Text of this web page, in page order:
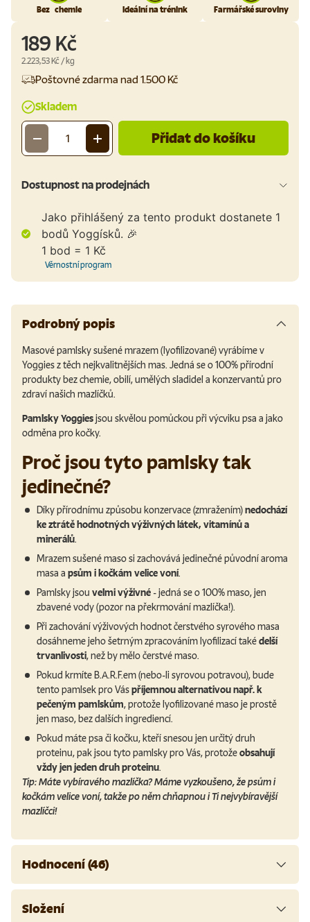
Bez chemie Ideální na trénink Farmářské suroviny
189 Kč
Cena za jednotku
2.223,53 Kč /kg
Poštovné zdarma nad 1.500 Kč
Skladem
Množství
- + Přidat do košíku
Dostupnost na prodejnách
Jako přihlášený za tento produkt dostanete 1
bodů Yoggísků. 🎉
1 bod = 1 Kč
Věrnostní program
Podrobný popis
Masové pamlsky sušené mrazem (lyofilizované) vyrábíme v
Yoggies z těch nejkvalitnějších mas. Jedná se o 100% přírodní
produkty bez chemie, obilí, umělých sladidel a konzervantů pro
zdraví našich mazlíčků.
Pamlsky Yoggiesjsou skvělou pomůckou při výcviku psa a jako
odměna pro kočky.
Proč jsou tyto pamlsky tak
jedinečné?
Díky přírodnímu způsobu konzervace (zmražením)nedochází
ke ztrátě hodnotných výživných látek, vitamínů a
minerálů.
Mrazem sušené maso si zachovává jedinečné původní aroma
masa a psům i kočkám velice voní.
Pamlsky jsou velmi výživné - jedná se o 100% maso, jen
zbavené vody (pozor na překrmování mazlíčka!).
Při zachování výživových hodnot čerstvého syrového masa
dosáhneme jeho šetrným zpracováním lyofilizací takédelší
trvanlivosti, než by mělo čerstvé maso.
Pokud krmíte B.A.R.F.em (nebo-li syrovou potravou), bude
tento pamlsek pro Váspříjemnou alternativou např. k
pečeným pamlskům, protože lyofilizované maso je prostě
jen maso, bez dalších ingrediencí.
Pokud máte psa či kočku, kteří snesou jen určitý druh
proteinu, pak jsou tyto pamlsky pro Vás, protožeobsahují
vždy jen jeden druh proteinu.
Tip: Máte vybíravého mazlíčka? Máme vyzkoušeno, že psům i
kočkám velice voní, takže po něm chňapnou i Ti nejvybíravější
mazlíčci!
Hodnocení (46)
Složení